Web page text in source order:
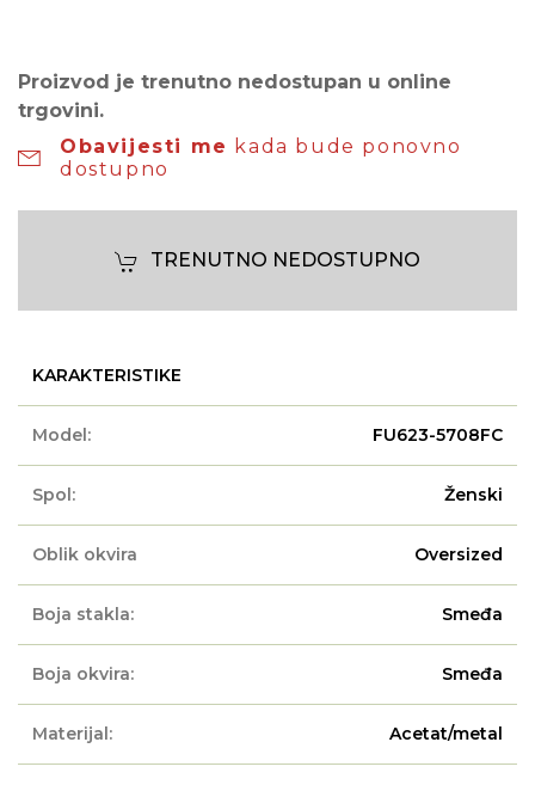
Proizvod je trenutno nedostupan u online
trgovini.
Obavijesti me kada bude ponovno
dostupno
TRENUTNO NEDOSTUPNO
KARAKTERISTIKE
Model: FU623-5708FC
Spol: Ženski
Oblik okvira Oversized
Boja stakla: Smeđa
Boja okvira: Smeđa
Materijal: Acetat/metal